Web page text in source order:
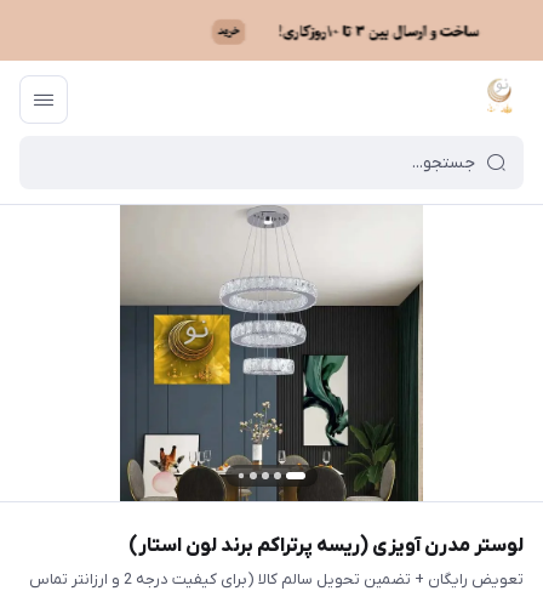
ماه نو / خرید لوستر بر اساس مدل
لوستر مدرن آویزی (ریسه پرتراکم برند لون استار)
تعویض رایگان + تضمین تحویل سالم کالا (برای کیفیت درجه 2 و ارزانتر تماس